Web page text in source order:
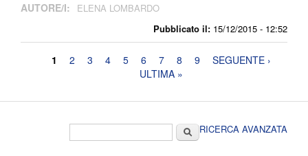
Pubblicato il: 15/12/2015 - 12:52
AUTORE/I: ELENA LOMBARDO
Pagine
1 2 3 4 5 6 7 8 9
SEGUENTE ›
ULTIMA »
CercaRICERCA AVANZATA